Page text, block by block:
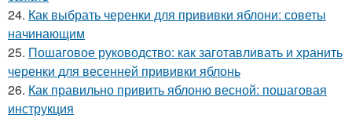
24. Как выбрать черенки для прививки яблони: советы
начинающим
25. Пошаговое руководство: как заготавливать и хранить
черенки для весенней прививки яблонь
26. Как правильно привить яблоню весной: пошаговая
инструкция